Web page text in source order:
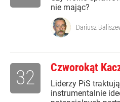
nie mając?
Dariusz
Czworokąt
Liderzy PiS
instrumentalnie
32